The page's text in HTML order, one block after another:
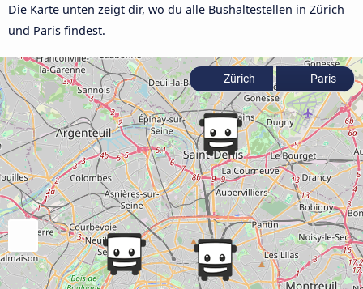
Die Karte unten zeigt dir, wo du alle Bushaltestellen in Zürich
und Paris findest.
Zürich Paris